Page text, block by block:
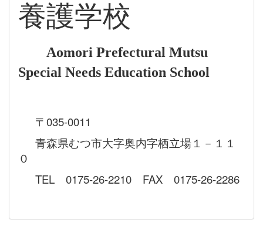
養護学校
Aomori Prefectural Mutsu
Special Needs Education School
〒035-0011
青森県むつ市大字奥内字栖立場１－１１
０
TEL 0175-26-2210 FAX 0175-26-2286